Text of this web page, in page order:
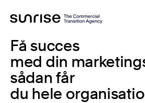
Få succes
med din
sådan får
du hele